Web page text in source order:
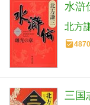
水滸
北方
4870
三国